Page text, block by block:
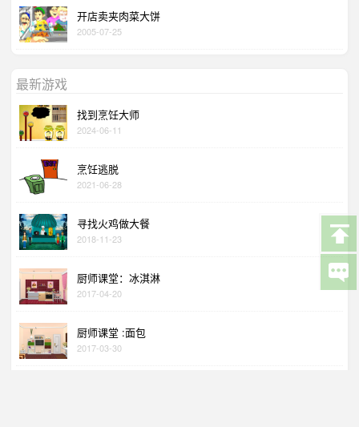
开店卖夹肉菜大饼
2005-07-25
最新游戏
找到烹饪大师
2024-06-11
烹饪逃脱
2021-06-28
寻找火鸡做大餐
2018-11-23
厨师课堂：冰淇淋
2017-04-20
厨师课堂 :面包
2017-03-30